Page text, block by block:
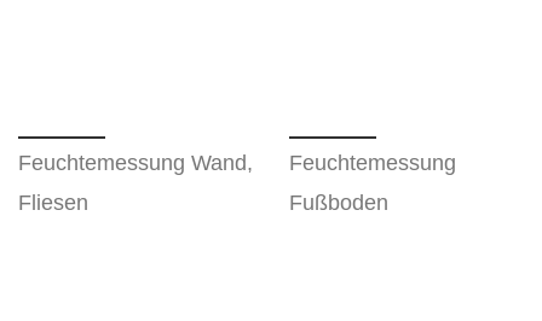
Feuchtemessung Wand,
Fliesen
Feuchtemessung
Fußboden